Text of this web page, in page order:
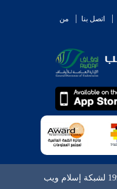
اتصل بنا
من